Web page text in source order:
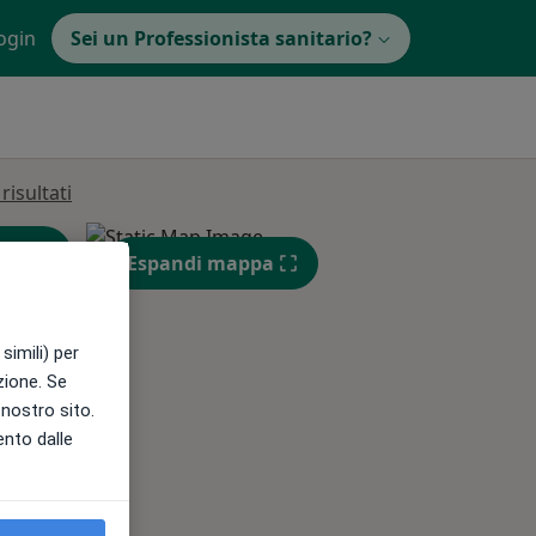
Sei un Professionista sanitario?
Mer,
12 Ago
Espandi mappa
per
Se
sito.
dalle